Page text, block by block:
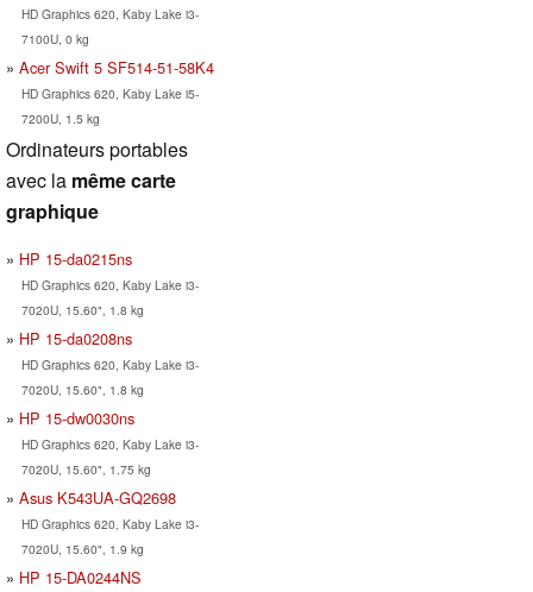
HD Graphics 620, Kaby Lake i3-
7100U, 0 kg
Acer Swift 5 SF514-51-58K4
HD Graphics 620, Kaby Lake i5-
7200U, 1.5 kg
Ordinateurs portables
avec la même carte
graphique
HP 15-da0215ns
HD Graphics 620, Kaby Lake i3-
7020U, 15.60", 1.8 kg
HP 15-da0208ns
HD Graphics 620, Kaby Lake i3-
7020U, 15.60", 1.8 kg
HP 15-dw0030ns
HD Graphics 620, Kaby Lake i3-
7020U, 15.60", 1.75 kg
Asus K543UA-GQ2698
HD Graphics 620, Kaby Lake i3-
7020U, 15.60", 1.9 kg
HP 15-DA0244NS